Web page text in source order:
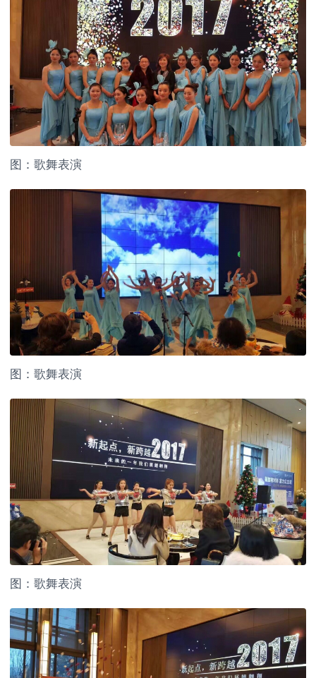
图：歌舞表演
图：歌舞表演
图：歌舞表演